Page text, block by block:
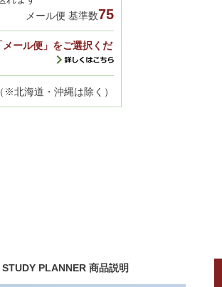
メール便 基準数75
ール便」をご選択くだ
北海道・沖縄は除く）
PLANNER 商品説明